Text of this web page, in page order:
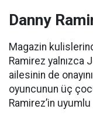
Danny
Magazin
Ramirez yalnızca
ailesinin de
oyuncunun üç
Ramirez’in